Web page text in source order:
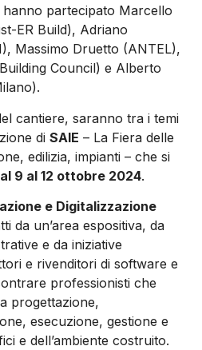
hanno partecipato Marcello
ER Build), Adriano
Massimo Druetto (ANTEL),
Council) e Alberto
cantiere, saranno tra i temi
di SAIE – La Fiera delle
edilizia, impianti – che si
9 al 12 ottobre 2024.
e Digitalizzazione
da un’area espositiva, da
e da iniziative
e rivenditori di software e
professionisti che
progettazione,
esecuzione, gestione e
e dell’ambiente costruito.